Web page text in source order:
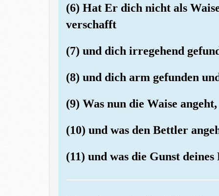
(6) Hat Er dich nicht als
verschafft
(7) und dich irregehend
(8) und dich arm gefunden
(9) Was nun die Waise
(10) und was den Bettler
(11) und was die Gunst